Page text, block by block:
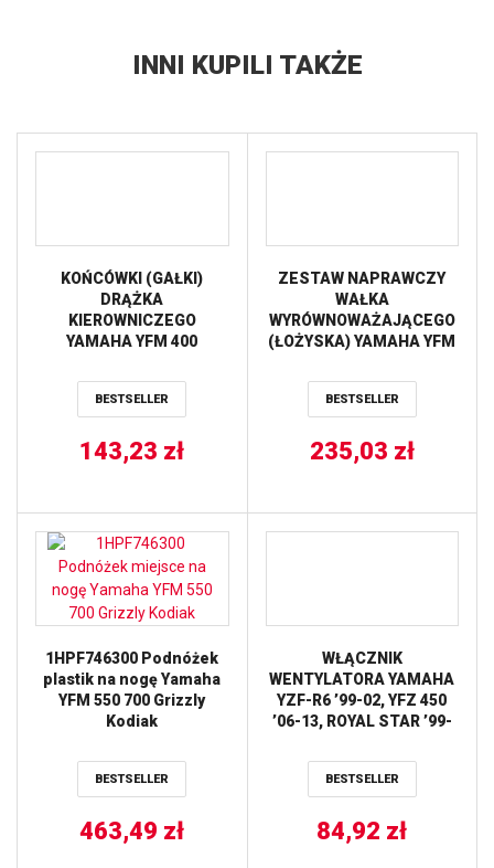
INNI KUPILI TAKŻE
KOŃCÓWKI (GAŁKI)
DRĄŻKA
KIEROWNICZEGO
YAMAHA YFM 400
GRIZZLY ’07-’12, YFM
400/450 KODIAK ’05-’06
BESTSELLER
143,23 zł
ZESTAW NAPRAWCZY
WAŁKA
WYRÓWNOWAŻAJĄCEGO
(ŁOŻYSKA) YAMAHA YFM
RODS
BESTSELLER
235,03 zł
1HPF746300 Podnóżek
plastik na nogę Yamaha
YFM 550 700 Grizzly
Kodiak
BESTSELLER
463,49 zł
WŁĄCZNIK
WENTYLATORA YAMAHA
YZF-R6 ’99-02, YFZ 450
’06-13, ROYAL STAR ’99-
BESTSELLER
84,92 zł